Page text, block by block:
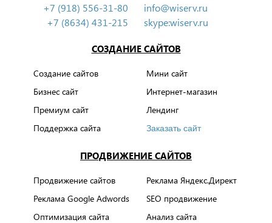
+7 (918) 556-31-80
+7 (8634) 431-215
info@wiserv.ru
skype:wiserv.ru
СОЗДАНИЕ САЙТОВ
Создание сайтов
Мини сайт
Бизнес сайт
Интернет-магазин
Премиум сайт
Лендинг
Поддержка сайта
Заказать сайт
ПРОДВИЖЕНИЕ САЙТОВ
Продвижение сайтов
Реклама Яндекс.Директ
Реклама Google Adwords
SEO продвижение
Оптимизация сайта
Анализ сайта